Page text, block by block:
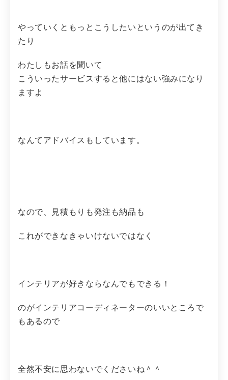
やっていくともっとこうしたいというのが出てき
たり
わたしもお話を聞いて
こういったサービスすると他にはない強みになり
ますよ
なんてアドバイスもしています。
なので、見積もりも発注も納品も
これができなきゃいけないではなく
インテリアが好きならなんでもできる！
のがインテリアコーディネーターのいいところで
もあるので
全然不安に思わないでくださいね＾＾